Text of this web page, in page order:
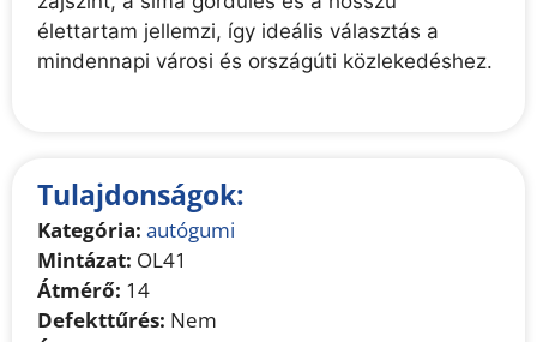
élettartam jellemzi, így ideális választás a
mindennapi városi és országúti közlekedéshez.
Tulajdonságok:
Kategória: autógumi
Mintázat: OL41
Átmérő: 14
Defekttűrés: Nem